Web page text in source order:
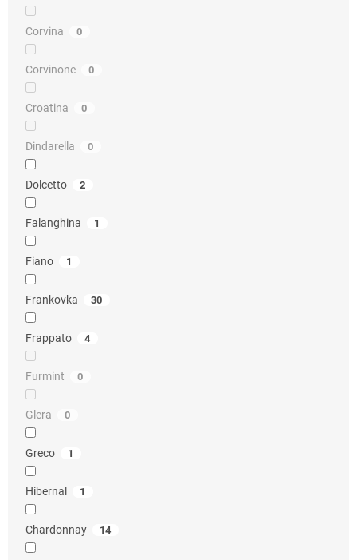
Corvina 0
Corvinone 0
Croatina 0
Dindarella 0
Dolcetto 2
Falanghina 1
Fiano 1
Frankovka 30
Frappato 4
Furmint 0
Glera 0
Greco 1
Hibernal 1
Chardonnay 14